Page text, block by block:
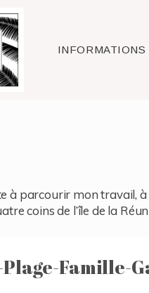
INFORMATIONS
parcourir mon travail, à
coins de l’île de la
Famille-